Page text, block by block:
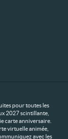
pour toutes les
2027 scintillante,
carte anniversaire.
virtuelle animée,
avec les